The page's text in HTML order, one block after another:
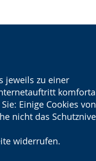
jeweils zu einer
Einige Cookies von
nicht das
widerrufen.